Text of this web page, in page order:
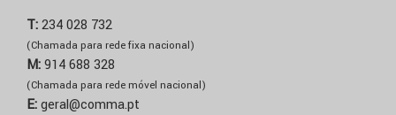
T:234 028 732
(Chamada para rede fixa nacional)
M:914 688 328
(Chamada para rede móvel nacional)
E:geral@comma.pt